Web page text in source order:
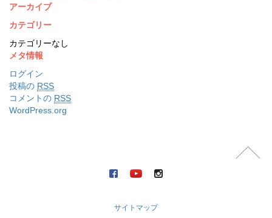
アーカイブ
カテゴリー
カテゴリーなし
メタ情報
ログイン
投稿の RSS
コメントの RSS
WordPress.org
サイトマップ